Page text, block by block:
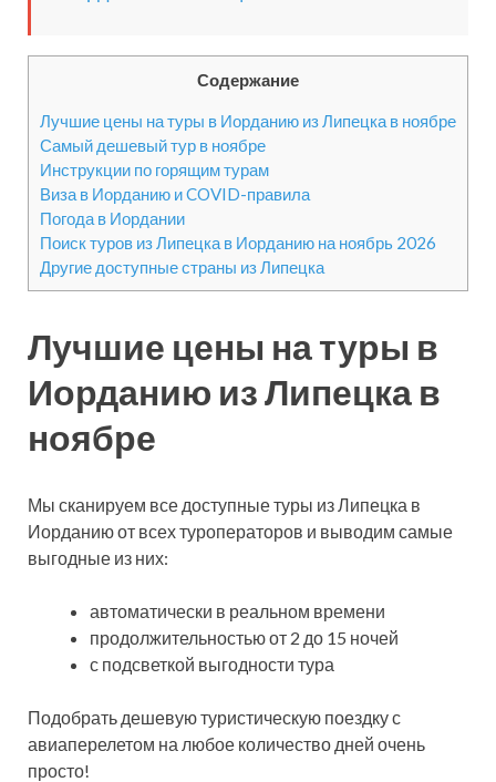
Содержание
Лучшие цены на туры в Иорданию из Липецка в ноябре
Самый дешевый тур в ноябре
Инструкции по горящим турам
Виза в Иорданию и COVID-правила
Погода в Иордании
Поиск туров из Липецка в Иорданию на ноябрь 2026
Другие доступные страны из Липецка
Лучшие цены на туры в
Иорданию из Липецка в
ноябре
Мы сканируем все доступные туры из Липецка в
Иорданию от всех туроператоров и выводим самые
выгодные из них:
автоматически в реальном времени
продолжительностью от 2 до 15 ночей
с подсветкой выгодности тура
Подобрать дешевую туристическую поездку с
авиаперелетом на любое количество дней очень
просто!